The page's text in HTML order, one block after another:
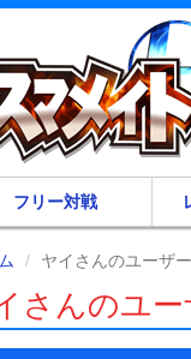
フリー対戦
ヤイさんのユーザ
さんのユ